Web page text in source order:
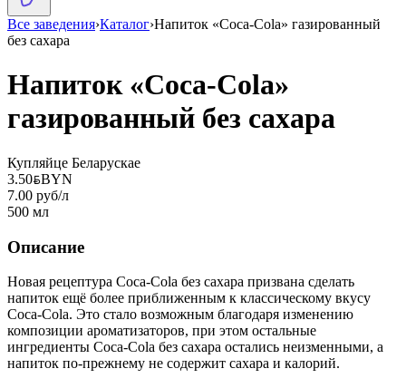
Все заведения›Каталог›Напиток «Coca-Cola» газированный
без сахара
Напиток «Coca-Cola»
газированный без сахара
Купляйце Беларускае
3.50BYNBYN
7.00 руб/л
500 мл
Описание
Новая рецептура Coca-Cola без сахара призвана сделать
напиток ещё более приближенным к классическому вкусу
Coca-Cola. Это стало возможным благодаря изменению
композиции ароматизаторов, при этом остальные
ингредиенты Coca-Cola без сахара остались неизменными, а
напиток по-прежнему не содержит сахара и калорий.